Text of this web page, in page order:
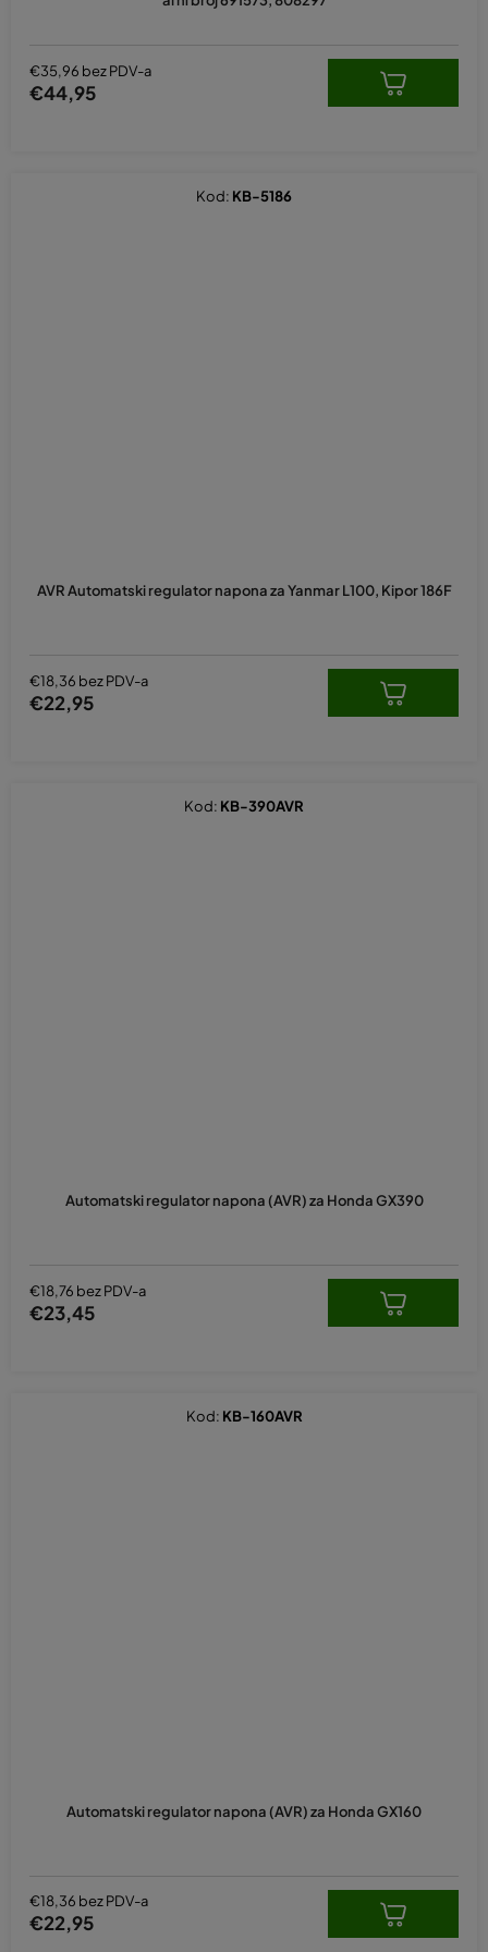
€35,96 bez PDV-a
€44,95
AVR Automatski regulator napona za Yanmar L100, Kipor 186F
€18,36 bez PDV-a
€22,95
Kod: KB-5186
Automatski regulator napona (AVR) za Honda GX390
€18,76 bez PDV-a
€23,45
Kod: KB-390AVR
Automatski regulator napona (AVR) za Honda GX160
€18,36 bez PDV-a
€22,95
Kod: KB-160AVR